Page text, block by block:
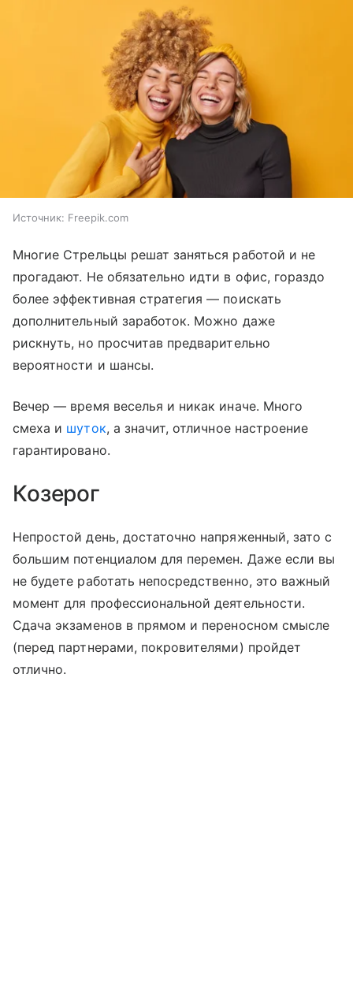
Источник: Freepik.com
Многие Стрельцы решат заняться работой и не
прогадают. Не обязательно идти в офис, гораздо
более эффективная стратегия — поискать
дополнительный заработок. Можно даже
рискнуть, но просчитав предварительно
вероятности и шансы.
Вечер — время веселья и никак иначе. Много
смеха и шуток, а значит, отличное настроение
гарантировано.
Козерог
Непростой день, достаточно напряженный, зато с
большим потенциалом для перемен. Даже если вы
не будете работать непосредственно, это важный
момент для профессиональной деятельности.
Сдача экзаменов в прямом и переносном смысле
(перед партнерами, покровителями) пройдет
отлично.